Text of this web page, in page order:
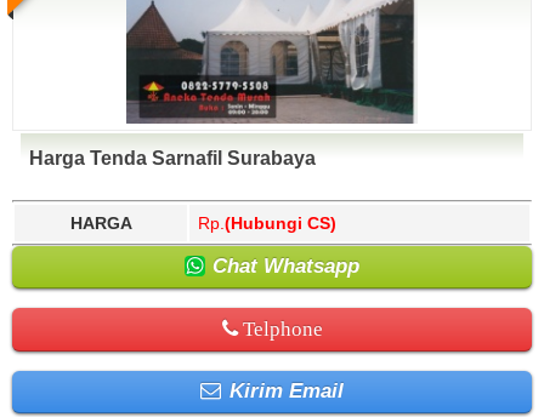
Harga Tenda Sarnafil Surabaya
HARGA Rp. (Hubungi CS)
Chat Whatsapp
Telphone
Kirim Email